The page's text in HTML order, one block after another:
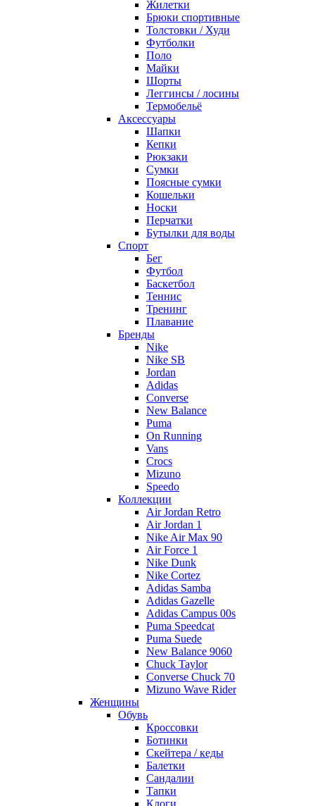
Жилетки
Брюки спортивные
Толстовки / Худи
Футболки
Поло
Майки
Шорты
Леггинсы / лосины
Термобельё
Аксессуары
Шапки
Кепки
Рюкзаки
Сумки
Поясные сумки
Кошельки
Носки
Перчатки
Бутылки для воды
Спорт
Бег
Футбол
Баскетбол
Теннис
Тренинг
Плавание
Бренды
Nike
Nike SB
Jordan
Adidas
Converse
New Balance
Puma
On Running
Vans
Crocs
Mizuno
Speedo
Коллекции
Air Jordan Retro
Air Jordan 1
Nike Air Max 90
Air Force 1
Nike Dunk
Nike Cortez
Adidas Samba
Adidas Gazelle
Adidas Campus 00s
Puma Speedcat
Puma Suede
New Balance 9060
Chuck Taylor
Converse Chuck 70
Mizuno Wave Rider
Женщины
Обувь
Кроссовки
Ботинки
Скейтера / кеды
Балетки
Сандалии
Тапки
Клоги